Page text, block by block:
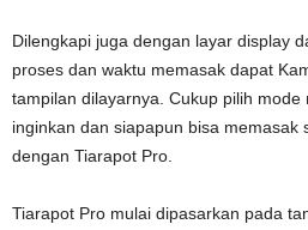
Dilengkapi juga dengan layar display
proses dan waktu memasak dapat
tampilan dilayarnya. Cukup pilih mode
inginkan dan siapapun bisa memasak
dengan Tiarapot Pro.
Tiarapot Pro mulai dipasarkan pada